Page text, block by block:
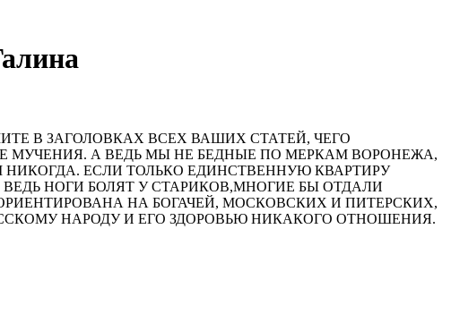
В ЗАГОЛОВКАХ ВСЕХ ВАШИХ СТАТЕЙ, ЧЕГО
МУЧЕНИЯ. А ВЕДЬ МЫ НЕ БЕДНЫЕ ПО МЕРКАМ ВОРОНЕЖА,
ЕСЛИ ТОЛЬКО ЕДИНСТВЕННУЮ КВАРТИРУ
НОГИ БОЛЯТ У СТАРИКОВ,МНОГИЕ БЫ ОТДАЛИ
НА БОГАЧЕЙ, МОСКОВСКИХ И ПИТЕРСКИХ,
НАРОДУ И ЕГО ЗДОРОВЬЮ НИКАКОГО ОТНОШЕНИЯ.